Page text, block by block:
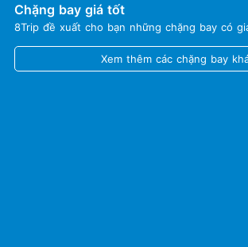
Chặng bay giá tốt
8Trip đề xuất cho bạn những chặng bay có
Xem thêm các chặng bay